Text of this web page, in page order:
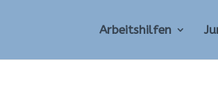
Arbeitshilfen